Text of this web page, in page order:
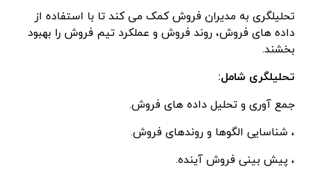
تحلیلگری به مدیران فروش کمک می کند تا با استفاده از
داده های فروش، روند فروش و عملکرد تیم فروش را بهبود
بخشند.
تحلیلگری شامل:
جمع آوری و تحلیل داده های فروش.
، شناسایی الگوها و روندهای فروش.
، پیش بینی فروش آینده.